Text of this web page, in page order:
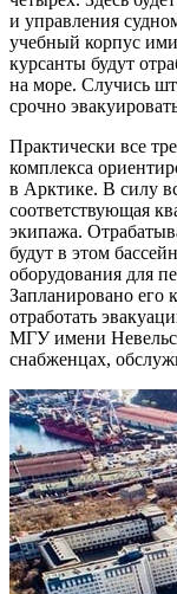
и управления
учебный корпус
курсанты будут
на море. Случись
срочно
Практически все
комплекса
в Арктике. В силу
соответствующая
экипажа.
будут в этом
оборудования для
Запланировано его
отработать
МГУ имени
снабженцах,